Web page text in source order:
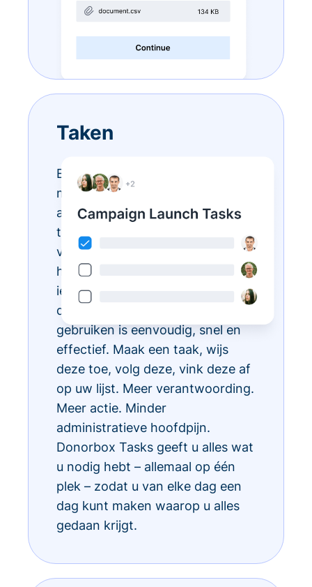
Taken
Eindeloze to-do-lijstjes? Doe ze –
met Donorbox Tasks. Nu kunt u
al uw dagelijkse administratieve
taken organiseren, prioriteren en
vereenvoudigen, allemaal binnen
het CRM-ecosysteem, zodat
iedereen in uw team weet wat te
doen en wanneer. Taken
gebruiken is eenvoudig, snel en
effectief. Maak een taak, wijs
deze toe, volg deze, vink deze af
op uw lijst. Meer verantwoording.
Meer actie. Minder
administratieve hoofdpijn.
Donorbox Tasks geeft u alles wat
u nodig hebt – allemaal op één
plek – zodat u van elke dag een
dag kunt maken waarop u alles
gedaan krijgt.